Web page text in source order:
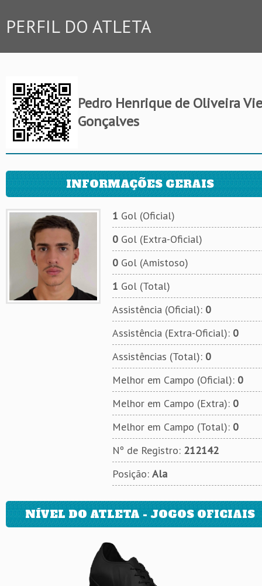
PERFIL DO ATLETA
Pedro Henrique de Oliveira
Gonçalves
INFORMAÇÕES GERAIS
1 Gol (Oficial)
0Gol (Extra-Oficial)
0Gol (Amistoso)
1 Gol (Total)
Assistência (Oficial): 0
Assistência (Extra-Oficial): 0
Assistências (Total): 0
Melhor em Campo (Oficial): 0
Melhor em Campo (Extra): 0
Melhor em Campo (Total): 0
Nº de Registro: 212142
Posição: Ala
NÍVEL DO ATLETA - JOGOS OFICIAIS